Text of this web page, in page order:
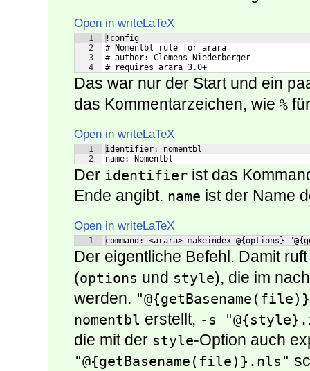
Open in writeLaTeX
1
2
3
4
!config
# Nomentbl rule for arara
# author: Clemens Niederberger
# requires arara 3.0+
Das war nur der Start und ein
das Kommentarzeichen, wie %
Open in writeLaTeX
1
2
identifier: nomentbl
name: Nomentbl
Der identifier ist das
Ende angibt. name ist der Name
Open in writeLaTeX
1 command: <arara> makeindex @{options}
Der eigentliche Befehl. Damit
(options und style), die im
werden.
nomentbl erstellt, -s
die mit der style-Option auch
"@{getBasename(file)}.nls"